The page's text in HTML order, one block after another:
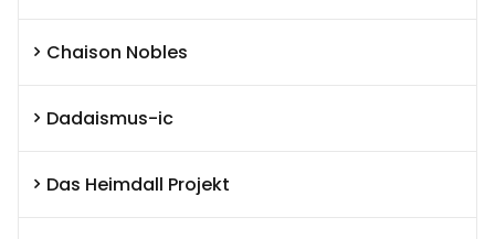
Chaison Nobles
Dadaismus-ic
Das Heimdall Projekt